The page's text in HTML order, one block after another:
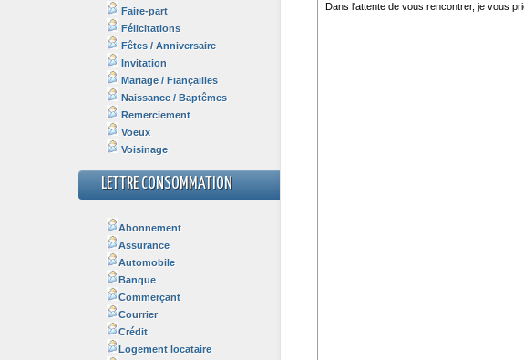
Faire-part
Félicitations
Fêtes / Anniversaire
Invitation
Mariage / Fiançailles
Naissance / Baptêmes
Remerciement
Voeux
Voisinage
LETTRE CONSOMMATION
Abonnement
Assurance
Automobile
Banque
Commerçant
Courrier
Crédit
Logement locataire